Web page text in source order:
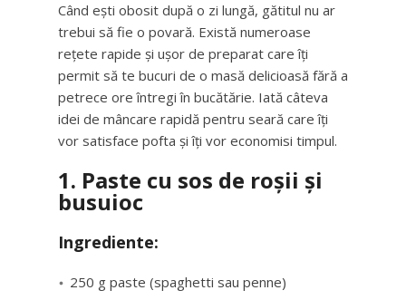
Când ești obosit după o zi lungă, gătitul nu ar
trebui să fie o povară. Există numeroase
rețete rapide și ușor de preparat care îți
permit să te bucuri de o masă delicioasă fără a
petrece ore întregi în bucătărie. Iată câteva
idei de mâncare rapidă pentru seară care îți
vor satisface pofta și îți vor economisi timpul.
1. Paste cu sos de roșii și
busuioc
Ingrediente:
250 g paste (spaghetti sau penne)